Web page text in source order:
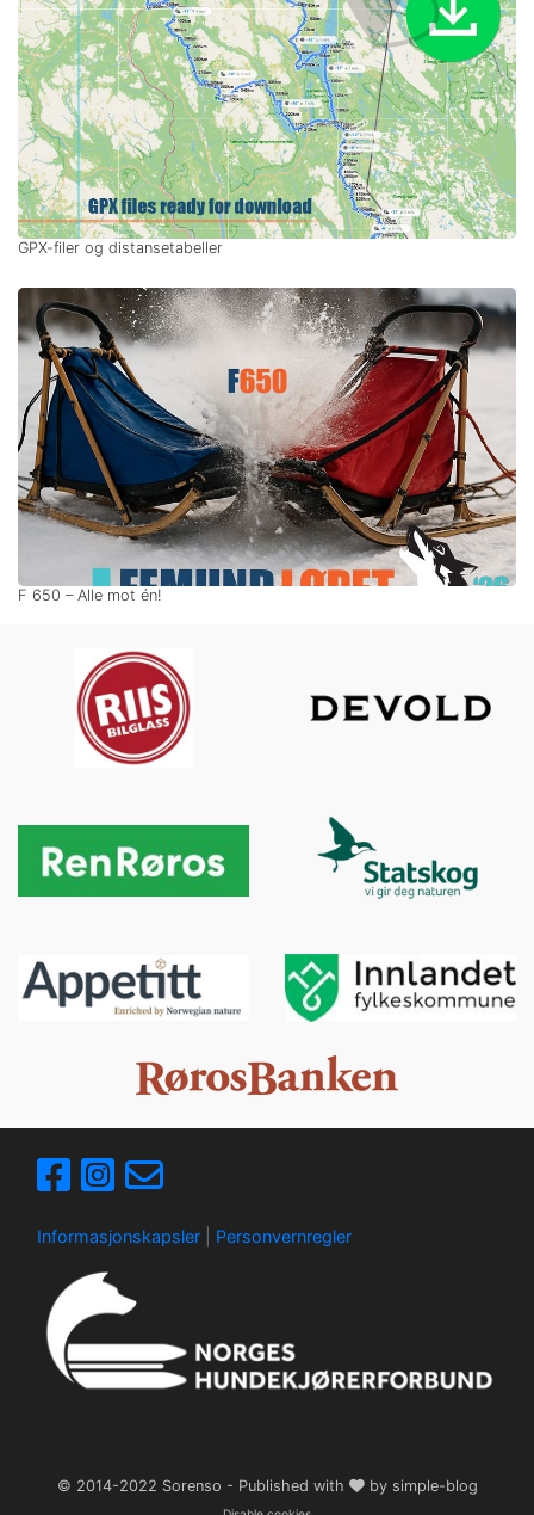
GPX-filer og distansetabeller
F 650 – Alle mot én!
Informasjonskapsler Personvernregler
© 2014-2022 Sorenso - Published with by simple-blog